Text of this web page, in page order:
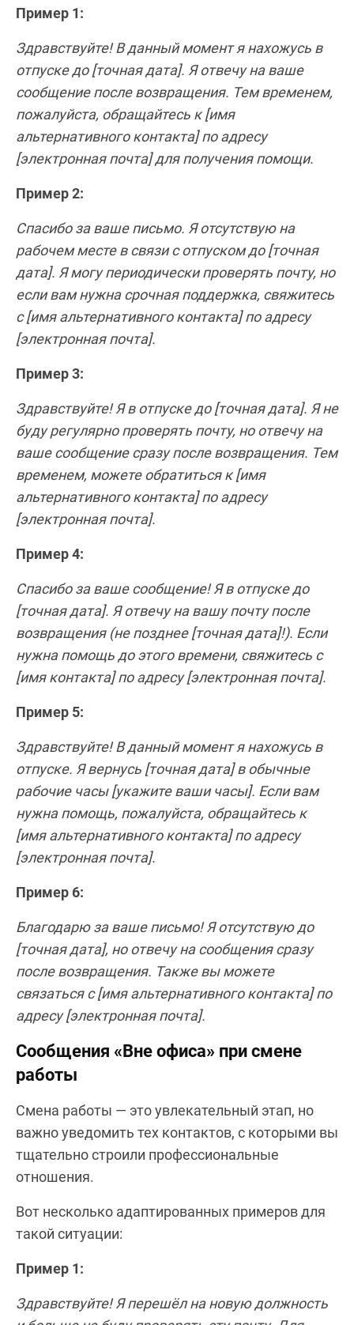
Пример 1:
Здравствуйте! В данный момент я нахожусь в
отпуске до [точная дата]. Я отвечу на ваше
сообщение после возвращения. Тем временем,
пожалуйста, обращайтесь к [имя
альтернативного контакта] по адресу
[электронная почта] для получения помощи.
Пример 2:
Спасибо за ваше письмо. Я отсутствую на
рабочем месте в связи с отпуском до [точная
дата]. Я могу периодически проверять почту, но
если вам нужна срочная поддержка, свяжитесь
с [имя альтернативного контакта] по адресу
[электронная почта].
Пример 3:
Здравствуйте! Я в отпуске до [точная дата]. Я не
буду регулярно проверять почту, но отвечу на
ваше сообщение сразу после возвращения. Тем
временем, можете обратиться к [имя
альтернативного контакта] по адресу
[электронная почта].
Пример 4:
Спасибо за ваше сообщение! Я в отпуске до
[точная дата]. Я отвечу на вашу почту после
возвращения (не позднее [точная дата]!). Если
нужна помощь до этого времени, свяжитесь с
[имя контакта] по адресу [электронная почта].
Пример 5:
Здравствуйте! В данный момент я нахожусь в
отпуске. Я вернусь [точная дата] в обычные
рабочие часы [укажите ваши часы]. Если вам
нужна помощь, пожалуйста, обращайтесь к
[имя альтернативного контакта] по адресу
[электронная почта].
Пример 6:
Благодарю за ваше письмо! Я отсутствую до
[точная дата], но отвечу на сообщения сразу
после возвращения. Также вы можете
связаться с [имя альтернативного контакта] по
адресу [электронная почта].
Сообщения «Вне офиса» при смене
работы
Смена работы — это увлекательный этап, но
важно уведомить тех контактов, с которыми вы
тщательно строили профессиональные
отношения.
Вот несколько адаптированных примеров для
такой ситуации:
Пример 1:
Здравствуйте! Я перешёл на новую должность